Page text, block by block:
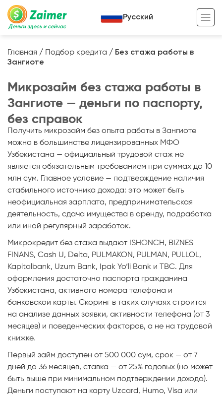
Деньги здесь и сейчас
Кредит под залог авто
Кредит под залог недвижимости
Кредит под залог спецтехники
Кредит онлайн
Кредит для предпринимателей
Кредит для самозанятых
Жизненный цикл вашего кредита
Полезные статьи
Кредитный калькулятор
Русский
Главная / Подбор кредита / Без стажа работы в
Зангиоте
Микрозайм без стажа работы в
Зангиоте — деньги по паспорту,
без справок
Получить микрозайм без опыта работы в Зангиоте
можно в большинстве лицензированных МФО
Узбекистана — официальный трудовой стаж не
является обязательным требованием при суммах до 10
млн сум. Главное условие — подтверждение наличия
стабильного источника дохода: это может быть
неофициальная зарплата, предпринимательская
деятельность, сдача имущества в аренду, подработка
или иной регулярный заработок.
Микрокредит без стажа выдают ISHONCH, BIZNES
FINANS, Cash U, Delta, PULMAKON, PULMAN, PULLOL,
Kapitalbank, Uzum Bank, Ipak Yo‘li Bank и TBC. Для
оформления достаточно паспорта гражданина
Узбекистана, активного номера телефона и
банковской карты. Скоринг в таких случаях строится
на анализе данных заявки, активности телефона (от 3
месяцев) и поведенческих факторов, а не на трудовой
книжке.
Первый займ доступен от 500 000 сум, срок — от 7
дней до 36 месяцев, ставка — от 25% годовых (но может
быть выше при минимальном подтверждении дохода).
Деньги поступают на карту Uzcard, Humo, Visa или